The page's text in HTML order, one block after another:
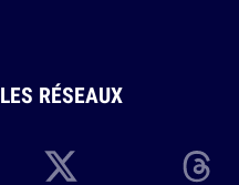
LES RÉSEAUX